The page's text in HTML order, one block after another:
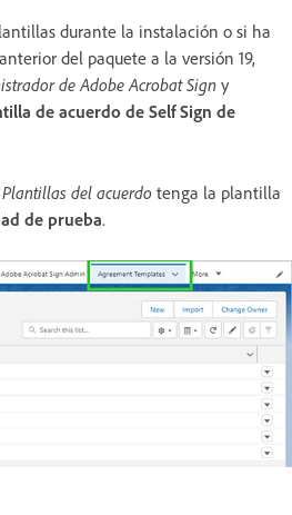
durante la instalación o si ha
del paquete a la versión 19,
de Adobe Acrobat Sign y
de acuerdo de Self Sign de
Plantillas del acuerdo tenga la plantilla
de prueba.